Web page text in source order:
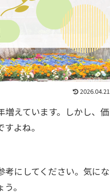
2026.04.21
えています。しかし、価
よね。
考にしてください。気にな
。